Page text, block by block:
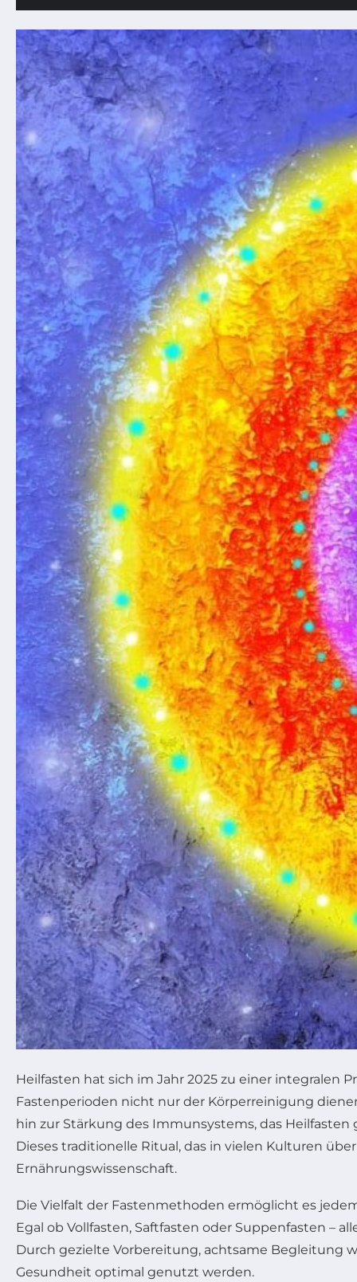
Heilfasten hat sich im Jahr 2025 zu einer integralen
Fastenperioden nicht nur der Körperreinigung
hin zur Stärkung des Immunsystems, das
Dieses traditionelle Ritual, das in vielen Kulturen
Ernährungswissenschaft.
Die Vielfalt der Fastenmethoden ermöglicht es
Egal ob Vollfasten, Saftfasten oder Suppenfasten –
Durch gezielte Vorbereitung, achtsame Begleitung
Gesundheit optimal genutzt werden.